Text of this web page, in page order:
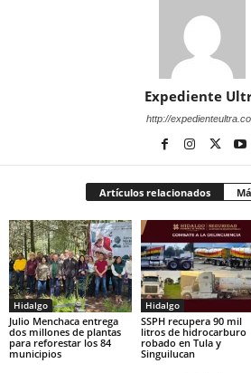
Expediente
http://
Artículos relacionados
Hidalgo
Julio Menchaca entrega
dos millones de plantas
para reforestar los 84
municipios
Hidalgo
SSPH recupera 90 mil
litros de hidrocarburo
robado en Tula y
Singuilucan